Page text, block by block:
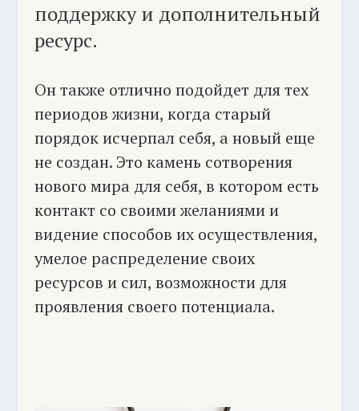
поддержку и дополнительный
ресурс.
Он также отлично подойдет для тех
периодов жизни, когда старый
порядок исчерпал себя, а новый еще
не создан. Это камень сотворения
нового мира для себя, в котором есть
контакт со своими желаниями и
видение способов их осуществления,
умелое распределение своих
ресурсов и сил, возможности для
проявления своего потенциала.